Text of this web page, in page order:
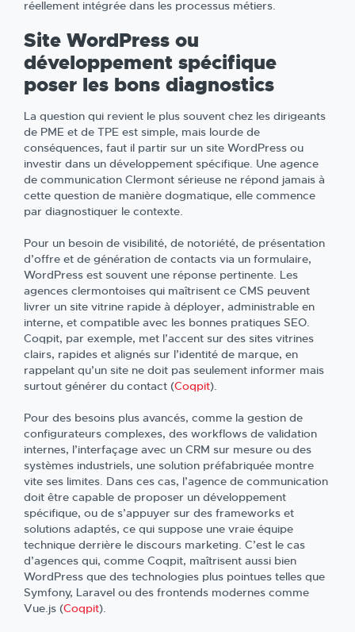
réellement intégrée dans les processus métiers.
Site WordPress ou
développement spécifique
poser les bons diagnostics
La question qui revient le plus souvent chez les dirigeants
de PME et de TPE est simple, mais lourde de
conséquences, faut il partir sur un site WordPress ou
investir dans un développement spécifique. Une agence
de communication Clermont sérieuse ne répond jamais à
cette question de manière dogmatique, elle commence
par diagnostiquer le contexte.
Pour un besoin de visibilité, de notoriété, de présentation
d’offre et de génération de contacts via un formulaire,
WordPress est souvent une réponse pertinente. Les
agences clermontoises qui maîtrisent ce CMS peuvent
livrer un site vitrine rapide à déployer, administrable en
interne, et compatible avec les bonnes pratiques SEO.
Coqpit, par exemple, met l’accent sur des sites vitrines
clairs, rapides et alignés sur l’identité de marque, en
rappelant qu’un site ne doit pas seulement informer mais
surtout générer du contact (Coqpit).
Pour des besoins plus avancés, comme la gestion de
configurateurs complexes, des workflows de validation
internes, l’interfaçage avec un CRM sur mesure ou des
systèmes industriels, une solution préfabriquée montre
vite ses limites. Dans ces cas, l’agence de communication
doit être capable de proposer un développement
spécifique, ou de s’appuyer sur des frameworks et
solutions adaptés, ce qui suppose une vraie équipe
technique derrière le discours marketing. C’est le cas
d’agences qui, comme Coqpit, maîtrisent aussi bien
WordPress que des technologies plus pointues telles que
Symfony, Laravel ou des frontends modernes comme
Vue.js (Coqpit).